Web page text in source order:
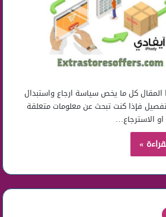
المقال كل ما يخص سياسة ارجاع واستبدال
فإذا كنت تبحث عن معلومات متعلقة
او الاسترجاع…
»